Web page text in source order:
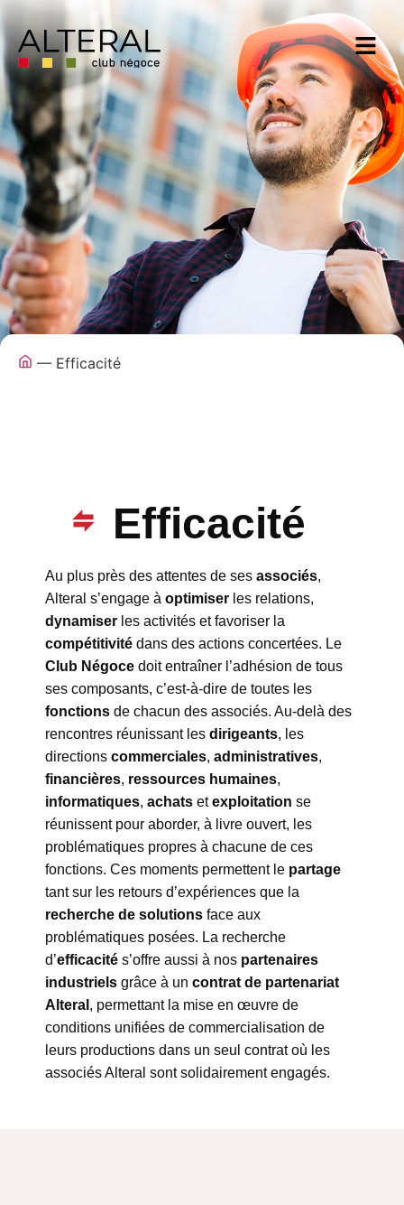
— Efficacité
Efficacité
Au plus près des attentes de ses associés,
Alteral s’engage à optimiser les relations,
dynamiser les activités et favoriser la
compétitivité dans des actions concertées. Le
Club Négoce doit entraîner l’adhésion de tous
ses composants, c’est-à-dire de toutes les
fonctions de chacun des associés. Au-delà des
rencontres réunissant les dirigeants, les
directions commerciales, administratives,
financières, ressources humaines,
informatiques, achats etexploitation se
réunissent pour aborder, à livre ouvert, les
problématiques propres à chacune de ces
fonctions. Ces moments permettent le partage
tant sur les retours d’expériences que la
recherche de solutions face aux
problématiques posées. La recherche
d’efficacité s’offre aussi à nos partenaires
industriels grâce à un contrat de partenariat
Alteral , permettant la mise en œuvre de
conditions unifiées de commercialisation de
leurs productions dans un seul contrat où les
associés Alteral sont solidairement engagés.